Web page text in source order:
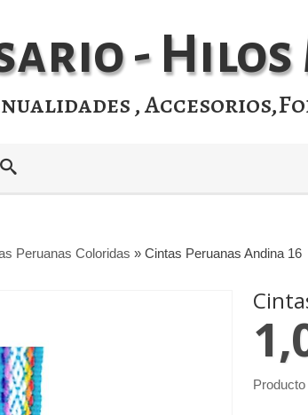
- Hilos
,
Peruanas Coloridas » Cintas Peruanas Andina 16